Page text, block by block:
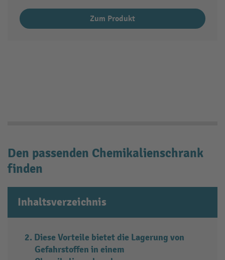
Zum Produkt
Den passenden Chemikalienschrank
finden
Inhaltsverzeichnis
Diese Vorteile bietet die Lagerung von
Gefahrstoffen in einem